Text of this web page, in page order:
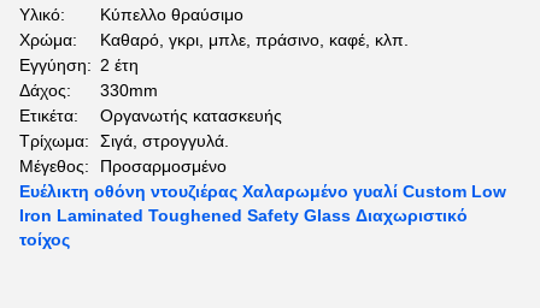
Υλικό:
Κύπελλο θραύσιμο
Χρώμα:
Καθαρό, γκρι, μπλε, πράσινο, καφέ, κλπ.
Εγγύηση: 2 έτη
Δάχος:
330mm
Ετικέτα:
Οργανωτής κατασκευής
Τρίχωμα:
Σιγά, στρογγυλά.
Μέγεθος:
Προσαρμοσμένο
Ευέλικτη οθόνη ντουζιέρας Χαλαρωμένο γυαλί Custom Low
Iron Laminated Toughened Safety Glass Διαχωριστικό
τοίχος